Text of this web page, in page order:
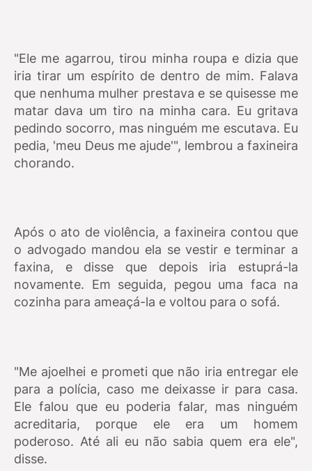
"Ele me agarrou, tirou minha roupa e dizia que
iria tirar um espírito de dentro de mim. Falava
que nenhuma mulher prestava e se quisesse me
matar dava um tiro na minha cara. Eu gritava
pedindo socorro, mas ninguém me escutava. Eu
pedia, 'meu Deus me ajude'", lembrou a faxineira
chorando.
Após o ato de violência, a faxineira contou que
o advogado mandou ela se vestir e terminar a
faxina, e disse que depois iria estuprá-la
novamente. Em seguida, pegou uma faca na
cozinha para ameaçá-la e voltou para o sofá.
"Me ajoelhei e prometi que não iria entregar ele
para a polícia, caso me deixasse ir para casa.
Ele falou que eu poderia falar, mas ninguém
acreditaria, porque ele era um homem
poderoso. Até ali eu não sabia quem era ele",
disse.